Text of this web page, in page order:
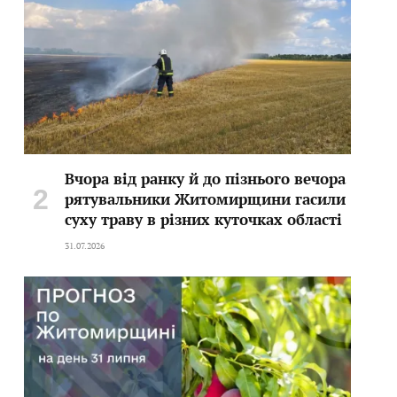
Вчора від ранку й до пізнього вечора
рятувальники Житомирщини гасили
суху траву в різних куточках області
31.07.2026